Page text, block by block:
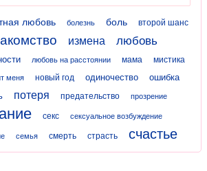
любовь болезнь боль второй шанс
измена любовь
любовь на расстоянии мама
мистика
меня новый год одиночество
ошибка
потеря предательство прозрение
секс сексуальное возбуждение
семья смерть страсть счастье